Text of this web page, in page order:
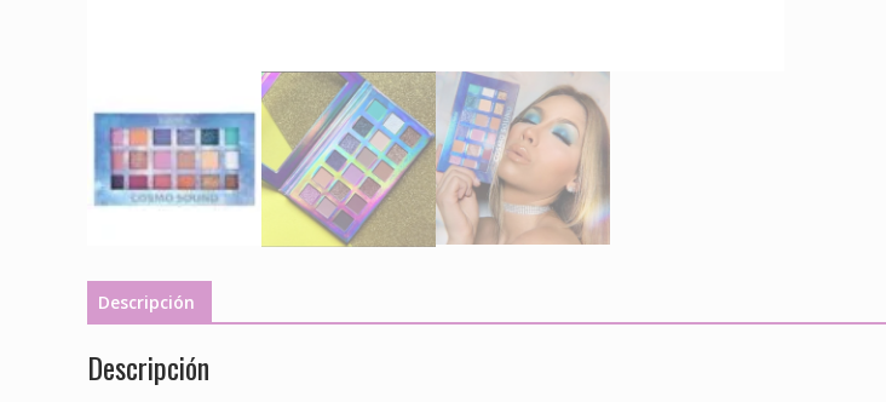
Descripción
Descripción